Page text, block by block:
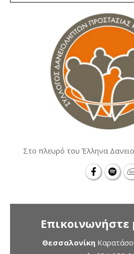
Στο πλευρό του Έλληνα
Επικοινωνήστε
Θεσσαλονίκη